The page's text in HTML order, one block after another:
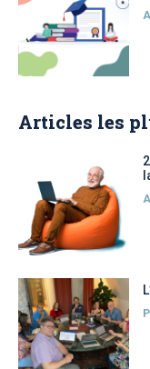
Articles les